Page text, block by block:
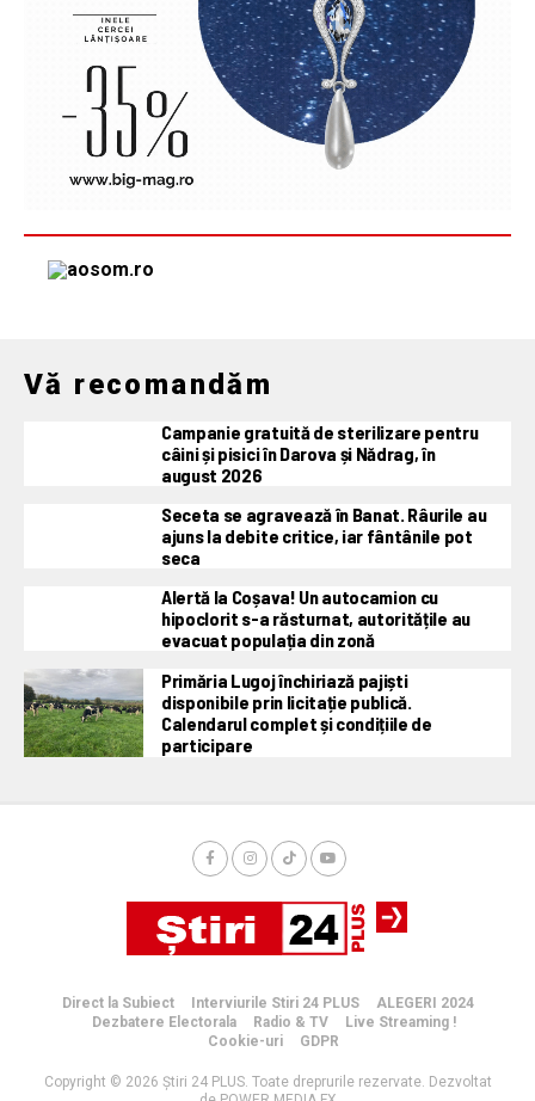
Vă recomandăm
Campanie gratuită de sterilizare pentru
câini și pisici în Darova și Nădrag, în
august 2026
Seceta se agravează în Banat. Râurile au
ajuns la debite critice, iar fântânile pot
seca
Alertă la Coșava! Un autocamion cu
hipoclorit s-a răsturnat, autoritățile au
evacuat populația din zonă
Primăria Lugoj închiriază pajiști
disponibile prin licitație publică.
Calendarul complet și condițiile de
participare
Direct la Subiect Interviurile Stiri 24 PLUS
ALEGERI 2024
Dezbatere Electorala
Radio & TV
Live Streaming !
Cookie-uri
GDPR
Copyright © 2026 Știri 24 PLUS. Toate dreprurile rezervate. Dezvoltat